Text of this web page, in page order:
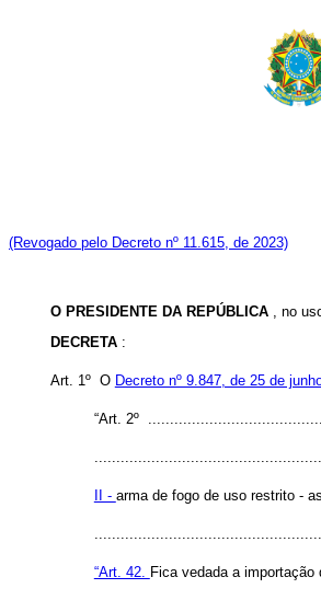
(Revogado pelo Decreto nº 11.615, de 2023)
O PRESIDENTE DA REPÚBLICA , no
DECRETA :
Art. 1º O Decreto nº 9.847, de 25 de
“Art. 2º
II - arma de fogo de uso restrito -
“Art. 42. Fica vedada a